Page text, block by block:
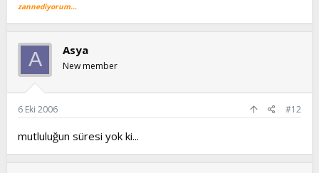
zannediyorum...
A Asya
New member
6 Eki 2006 #12
mutluluğun süresi yok ki...